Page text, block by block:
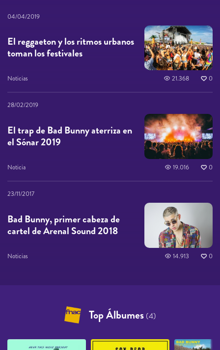
04/04/2019
El reggaeton y los ritmos urbanos
toman los festivales
Noticias 21.368 0
28/02/2019
El trap de Bad Bunny aterriza en
el Sónar 2019
Noticia 19.016 0
23/11/2017
Bad Bunny, primer cabeza de
cartel de Arenal Sound 2018
Noticias 14.913 0
Top Álbumes (4)